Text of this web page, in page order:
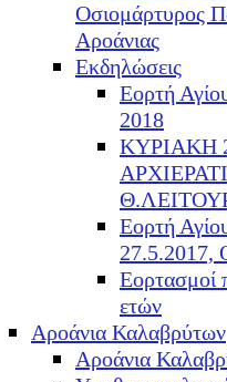
Οσιομάρτυρος
Αροάνιας
Εκδηλώσεις
Εορτή
2018
ΚΥΡΙΑΚΗ
Εορτή
27.5.2017,
Εορτασμοί
ετών
Αροάνια Καλαβρύτων
Αροάνια